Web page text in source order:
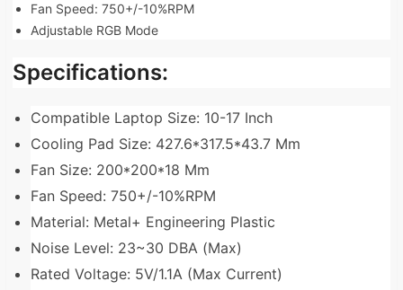
Fan Speed: 750+/-10%RPM
Adjustable RGB Mode
Specifications:
Compatible Laptop Size: 10-17 Inch
Cooling Pad Size: 427.6*317.5*43.7 Mm
Fan Size: 200*200*18 Mm
Fan Speed: 750+/-10%RPM
Material: Metal+ Engineering Plastic
Noise Level: 23~30 DBA (Max)
Rated Voltage: 5V/1.1A (Max Current)